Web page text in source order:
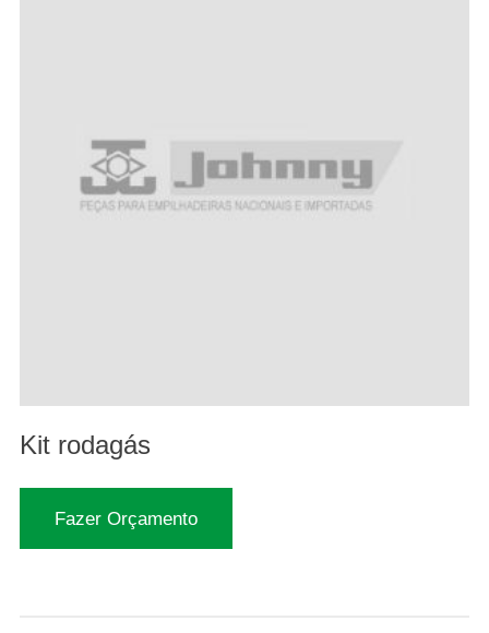
Kit rodagás
Fazer Orçamento